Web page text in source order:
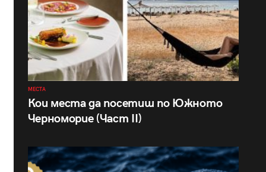
МЕСТА
Кои места да посетиш по Южното
Черноморие (Част II)